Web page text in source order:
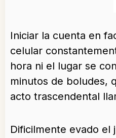
Iniciar la cuenta en
celular
hora ni el lugar se
minutos de boludes,
acto trascendental
Dificilmente evado el